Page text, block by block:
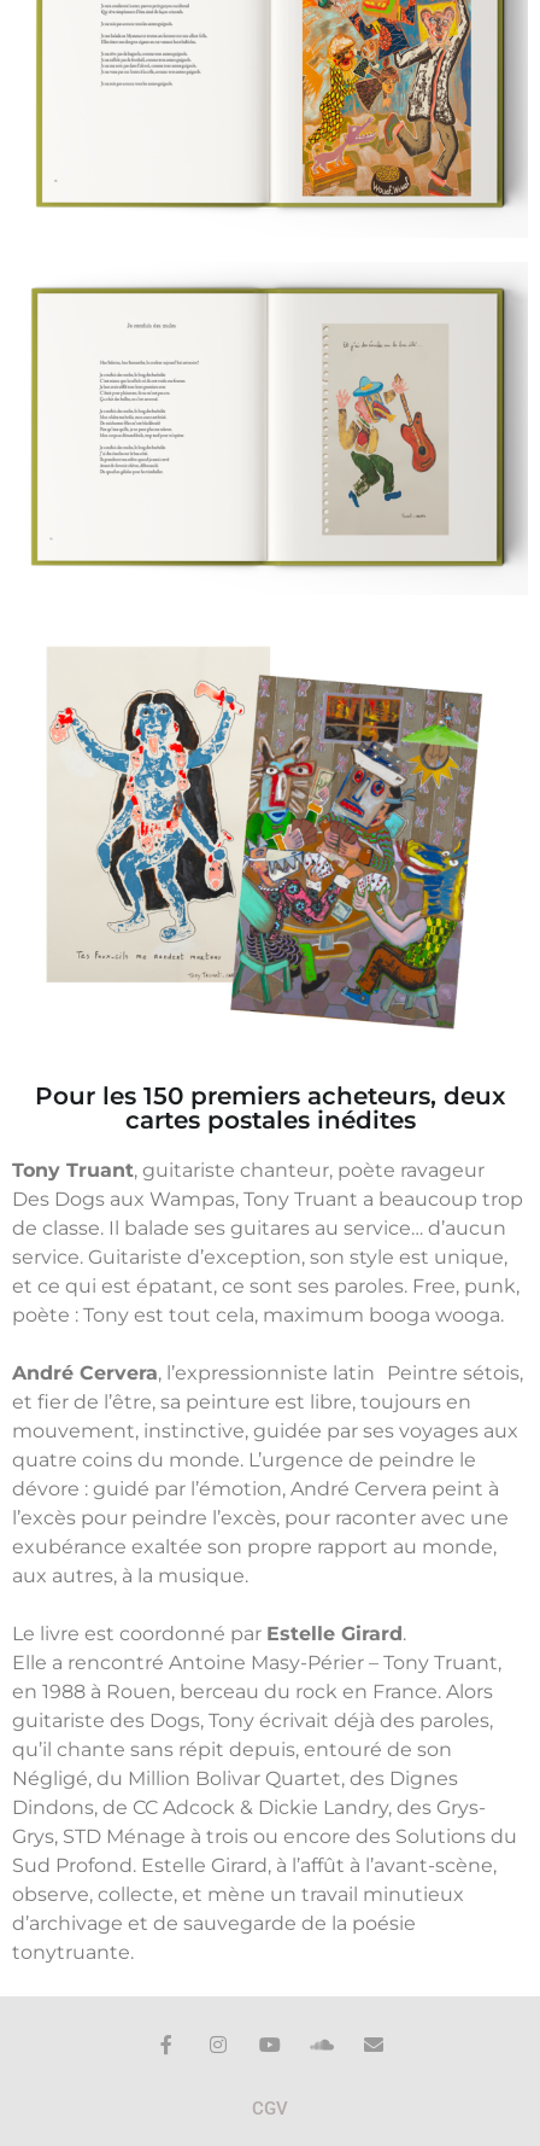
Pour les 150 premiers acheteurs, deux
cartes postales inédites
Tony Truant, guitariste chanteur, poète ravageur
Des Dogs aux Wampas, Tony Truant a beaucoup trop
de classe. Il balade ses guitares au service… d’aucun
service. Guitariste d’exception, son style est unique,
et ce qui est épatant, ce sont ses paroles. Free, punk,
poète : Tony est tout cela, maximum booga wooga.
André Cervera, l’expressionniste latin Peintre sétois,
et fier de l’être, sa peinture est libre, toujours en
mouvement, instinctive, guidée par ses voyages aux
quatre coins du monde. L’urgence de peindre le
dévore : guidé par l’émotion, André Cervera peint à
l’excès pour peindre l’excès, pour raconter avec une
exubérance exaltée son propre rapport au monde,
aux autres, à la musique.
Le livre est coordonné par Estelle Girard.
Elle a rencontré Antoine Masy-Périer – Tony Truant,
en 1988 à Rouen, berceau du rock en France. Alors
guitariste des Dogs, Tony écrivait déjà des paroles,
qu’il chante sans répit depuis, entouré de son
Négligé, du Million Bolivar Quartet, des Dignes
Dindons, de CC Adcock & Dickie Landry, des Grys-
Grys, STD Ménage à trois ou encore des Solutions du
Sud Profond. Estelle Girard, à l’affût à l’avant-scène,
observe, collecte, et mène un travail minutieux
d’archivage et de sauvegarde de la poésie
tonytruante.
CGV